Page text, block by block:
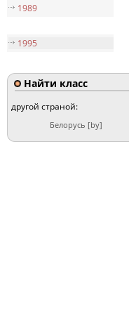
1989
1995
Найти класс
другой страной:
Белорусь [by]